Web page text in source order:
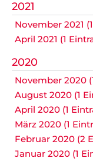
2021
November 2021
April 2021 (1
2020
November 2020
August 2020 (1
April 2020 (1
März 2020 (1
Februar 2020 (2
Januar 2020 (1
Nicht
Bitte nehmen
Navigation
überspringen
Anfahrt